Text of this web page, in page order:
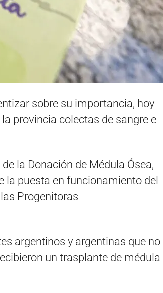
sobre su importancia, hoy
provincia colectas de sangre e
la Donación de Médula Ósea,
la puesta en funcionamiento del
Progenitoras
argentinos y argentinas que no
un trasplante de médula